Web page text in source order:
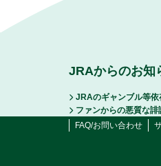
JRAからのお知
JRAのギャンブル等依
ファンからの悪質な
FAQ/お問い合わせ